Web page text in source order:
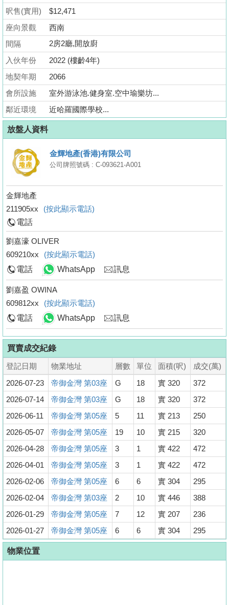
冊
關
於
我
們
呎售(實用)
$12,471
座向景觀
西南
間隔
2房2廳,開放廚
入伙年份
2022 (樓齡4年)
地契年期
2066
會所設施
室外游泳池.健身室.空中瑜樂坊...
鄰近環境
近哈羅國際學校...
放盤人資料
金輝地產(香港)有限公司
公司牌照號碼 : C-093621-A001
金輝地產
211905xx
(按此顯示電話)
電話
劉嘉濠 OLIVER
609210xx
(按此顯示電話)
電話
WhatsApp 訊息
劉嘉盈 OWINA
609812xx
(按此顯示電話)
電話
WhatsApp 訊息
買賣成交紀錄
登記日期 物業地址 層數 單位 面積(呎)
成交(萬)
2026-07-23
帝御金灣 第03座 G 18 實 320
372
2026-07-14
帝御金灣 第03座 G 18 實 320
372
2026-06-11
帝御金灣 第05座 5 11 實 213
250
2026-05-07
帝御金灣 第05座 19 10 實 215
320
2026-04-28
帝御金灣 第05座 3 1 實 422
472
2026-04-01
帝御金灣 第05座 3 1 實 422
472
2026-02-06
帝御金灣 第05座 6 6 實 304
295
2026-02-04
帝御金灣 第03座 2 10 實 446
388
2026-01-29
帝御金灣 第05座 7 12 實 207
236
2026-01-27
帝御金灣 第05座 6 6 實 304 295
物業位置